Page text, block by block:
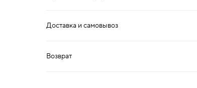
Доставка и самовывоз
Возврат